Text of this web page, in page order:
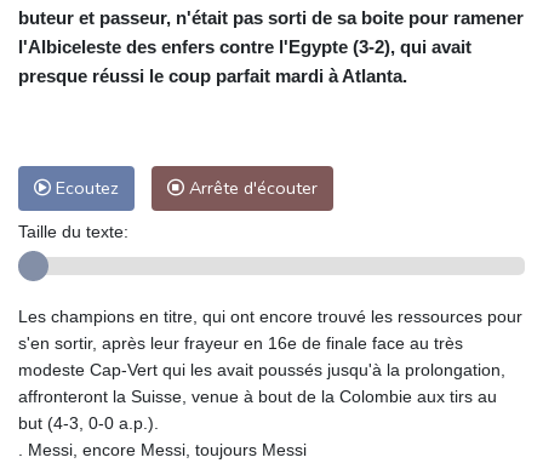
buteur et passeur, n'était pas sorti de sa boite pour ramener
l'Albiceleste des enfers contre l'Egypte (3-2), qui avait
presque réussi le coup parfait mardi à Atlanta.
Ecoutez Arrête d'écouter
Taille du texte:
Les champions en titre, qui ont encore trouvé les ressources pour
s'en sortir, après leur frayeur en 16e de finale face au très
modeste Cap-Vert qui les avait poussés jusqu'à la prolongation,
affronteront la Suisse, venue à bout de la Colombie aux tirs au
but (4-3, 0-0 a.p.).
. Messi, encore Messi, toujours Messi